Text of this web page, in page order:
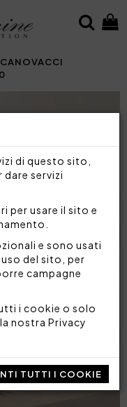
di questo sito,
dare servizi
per usare il sito e
e sono usati
del sito, per
campagne
i cookie o solo
nostra Privacy
TUTTI I COOKIE